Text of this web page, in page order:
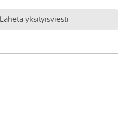
Lähetä yksityisviesti